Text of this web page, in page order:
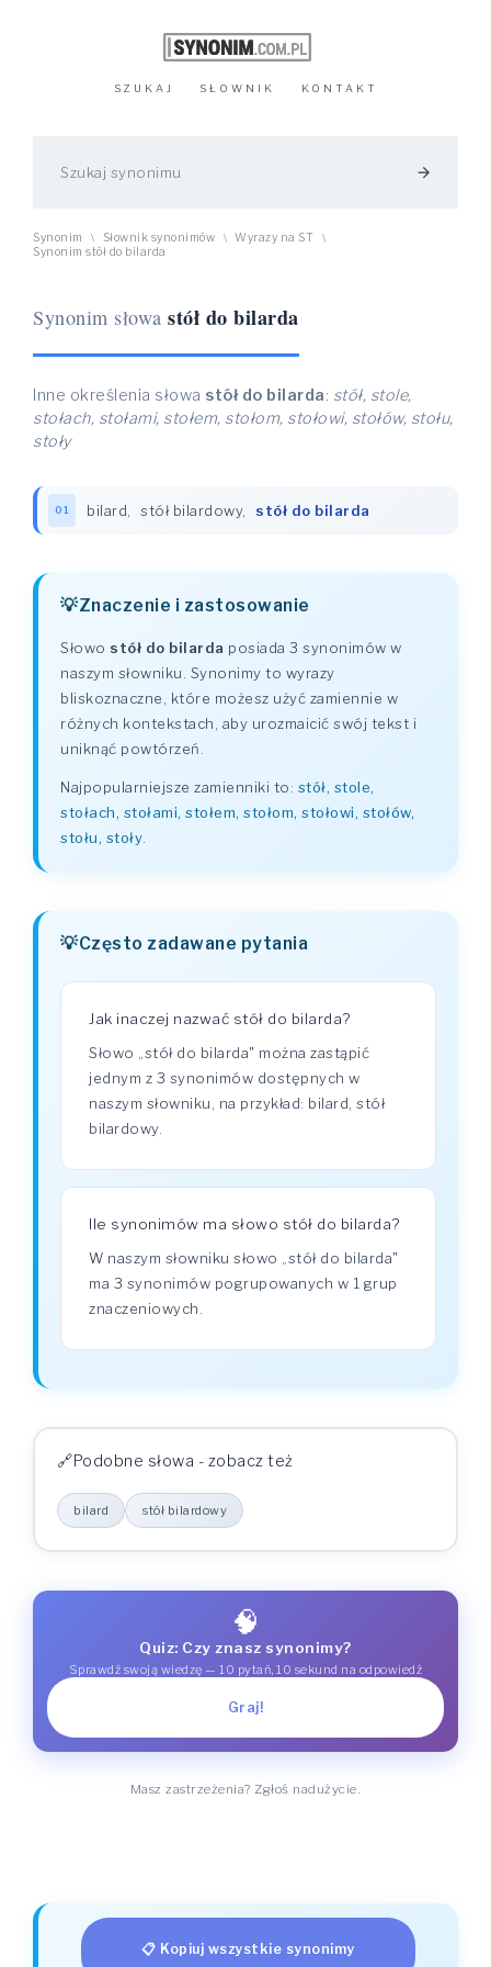
SZUKAJ SŁOWNIK KONTAKT
arrow_forward
Synonim \ Słownik synonimów \ Wyrazy na ST \
Synonim stół do bilarda
Synonim słowa stół do bilarda
Inne określenia słowa stół do bilarda: stół, stole,
stołach, stołami, stołem, stołom, stołowi, stołów, stołu,
stoły
01 bilard stół bilardowy, stół do bilarda
Znaczenie i zastosowanie
Słowo stół do bilarda posiada 3 synonimów w
naszym słowniku. Synonimy to wyrazy
bliskoznaczne, które możesz użyć zamiennie w
różnych kontekstach, aby urozmaicić swój tekst i
uniknąć powtórzeń.
Najpopularniejsze zamienniki to: stół, stole,
stołach, stołami, stołem, stołom, stołowi, stołów,
stołu, stoły
Często zadawane pytania
Jak inaczej nazwać stół do bilarda?
Słowo „stół do bilarda" można zastąpić
jednym z 3 synonimów dostępnych w
naszym słowniku, na przykład: bilard, stół
bilardowy.
Ile synonimów ma słowo stół do bilarda?
W naszym słowniku słowo „stół do bilarda"
ma 3 synonimów pogrupowanych w 1 grup
znaczeniowych.
Podobne słowa - zobacz też
bilard stół bilardowy
🧠
Quiz: Czy znasz synonimy?
Sprawdź swoją wiedzę — 10 pytań, 10 sekund na odpowiedź
Graj!
Masz zastrzeżenia? Zgłoś nadużycie.
📋 Kopiuj wszystkie synonimy